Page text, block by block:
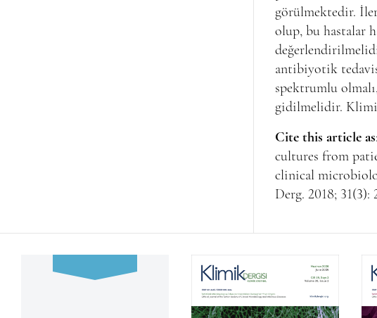
görülmektedir.
olup, bu hastalar
antibiyotik
spektrumlu
gidilmelidir.
Cite this article as
cultures from
clinical
Derg. 2018; 31(3):